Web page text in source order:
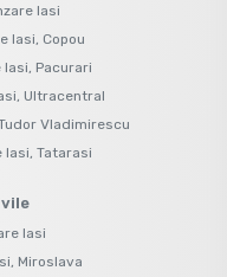
Iasi
Iasi, Copou
Pacurari
Ultracentral
Vladimirescu
Tatarasi
Iasi
Miroslava